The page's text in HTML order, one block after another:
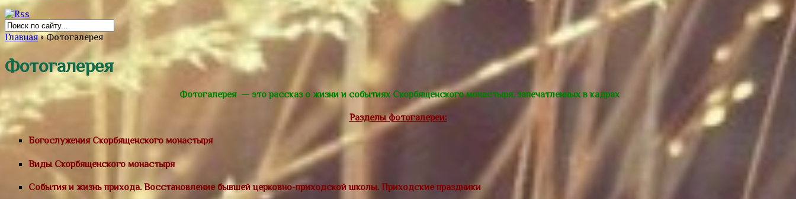
Главная »Фотогалерея
Фотогалерея
Фотогалерея — это рассказ о жизни и событиях Скорбященского монастыря, запечатленных в кадрах
Разделы фотогалереи:
Богослужения Скорбященского монастыря
Виды Скорбященского монастыря
События и жизнь прихода.Восстановление бывшей церковно-приходской школы. Приходские праздники